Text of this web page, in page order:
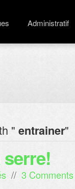
Administratif
" entrainer"
// 3 Comments